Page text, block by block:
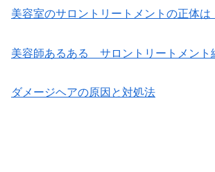
美容室のサロントリートメントの正体
美容師あるある サロントリートメント
ダメージヘアの原因と対処法